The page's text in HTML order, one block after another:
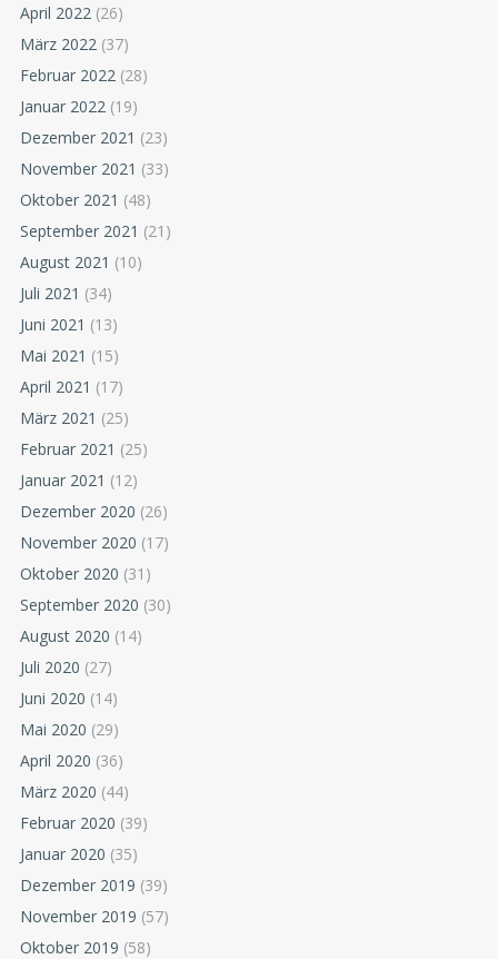
April 2022 (26)
März 2022 (37)
Februar 2022 (28)
Januar 2022 (19)
Dezember 2021 (23)
November 2021 (33)
Oktober 2021 (48)
September 2021 (21)
August 2021 (10)
Juli 2021 (34)
Juni 2021 (13)
Mai 2021 (15)
April 2021 (17)
März 2021 (25)
Februar 2021 (25)
Januar 2021 (12)
Dezember 2020 (26)
November 2020 (17)
Oktober 2020 (31)
September 2020 (30)
August 2020 (14)
Juli 2020 (27)
Juni 2020 (14)
Mai 2020 (29)
April 2020 (36)
März 2020 (44)
Februar 2020 (39)
Januar 2020 (35)
Dezember 2019 (39)
November 2019 (57)
Oktober 2019 (58)